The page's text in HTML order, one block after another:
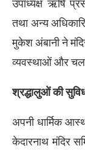
उपाध्यक्ष ऋषि
तथा अन्य
मुकेश अंबानी ने
व्यवस्थाओं और चल
श्रद्धालुओं की
अपनी धार्मिक
केदारनाथ मंदिर